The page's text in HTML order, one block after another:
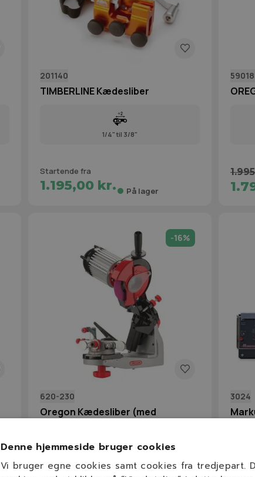
201140
TIMBERLINE Kædesliber
1/4" til 3/8"
Startende fra
1.195,00 kr. På lager
-16%
620-230
Oregon Kædesliber (med
1/4" til 3/4"
3024
Denne hjemmeside bruger cookies
Vi bruger egne cookies samt cookies fra tredjepart.